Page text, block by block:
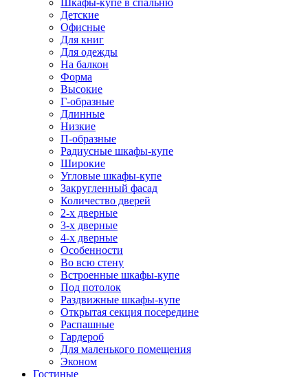
Шкафы-купе в спальню
Детские
Офисные
Для книг
Для одежды
На балкон
Форма
Высокие
Г-образные
Длинные
Низкие
П-образные
Радиусные шкафы-купе
Широкие
Угловые шкафы-купе
Закругленный фасад
Количество дверей
2-х дверные
3-х дверные
4-х дверные
Особенности
Во всю стену
Встроенные шкафы-купе
Под потолок
Раздвижные шкафы-купе
Открытая секция посередине
Распашные
Гардероб
Для маленького помещения
Эконом
Гостиные